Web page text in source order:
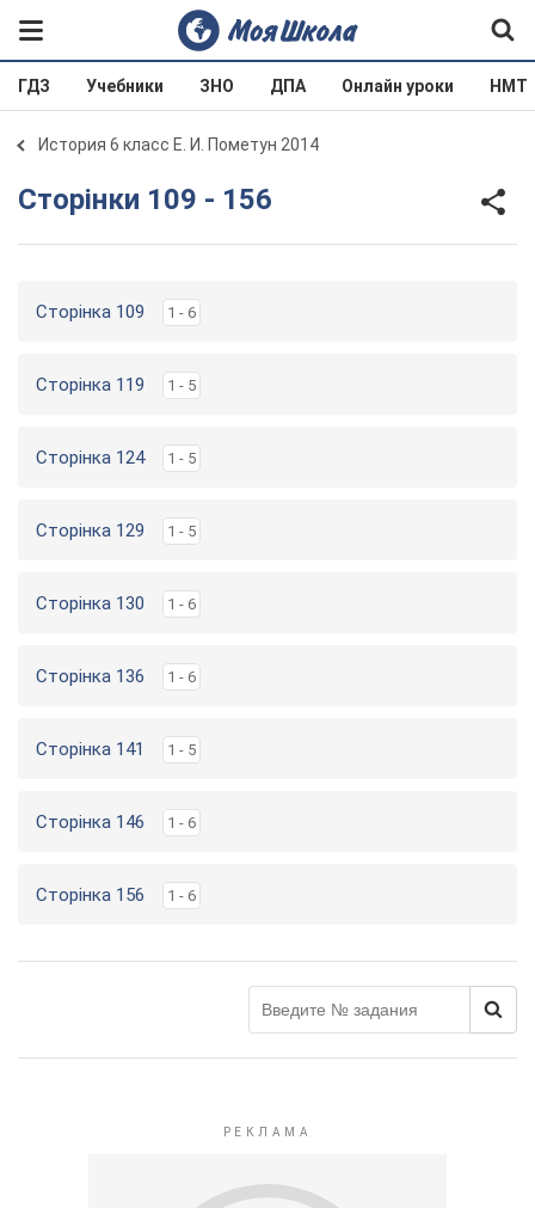
ГДЗ Учебники ЗНО ДПА Онлайн уроки НМТ
История 6 класс Е. И. Пометун 2014
Сторінки 109 - 156
Сторінка 109 1 - 6
Сторінка 119 1 - 5
Сторінка 124 1 - 5
Сторінка 129 1 - 5
Сторінка 130 1 - 6
Сторінка 136 1 - 6
Сторінка 141 1 - 5
Сторінка 146 1 - 6
Сторінка 156 1 - 6